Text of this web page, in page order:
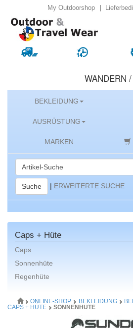
My Outdoorshop |
WANDERN
BEKLEIDUNG
AUSRÜSTUNG
MARKEN
Suche | ERWEITERTE SUCHE
Caps + Hüte
Caps
Sonnenhüte
Regenhüte
ONLINE-SHOP BEKLEIDUNG
CAPS + HÜTE
SONNENHÜTE